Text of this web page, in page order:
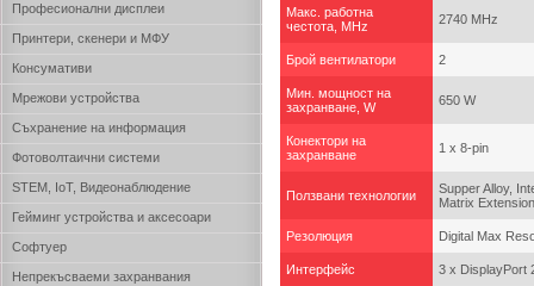
Професионални дисплеи
Принтери, скенери и МФУ
Консумативи
Мрежови устройства
Съхранение на информация
Фотоволтаични системи
STEM, IoT, Видеонаблюдение
Гейминг устройства и аксесоари
Софтуер
Непрекъсваеми захранвания
Макс. работна
честота, MHz
2740 MHz
Брой вентилатори 2
Мин. мощност на
захранване, W
650 W
Конектори на
захранване
1 x 8-pin
Ползвани технологии
Supper Alloy,
Matrix
Резолюция Digital Max
Интерфейс 3 x DisplayPort